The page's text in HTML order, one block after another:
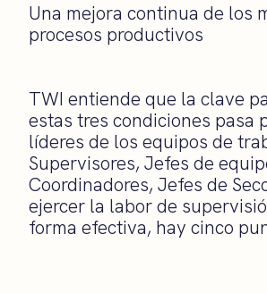
Una mejora continua de los
procesos productivos
TWI entiende que la clave
estas tres condiciones pasa
líderes de los equipos de
Supervisores, Jefes de
Coordinadores, Jefes de
ejercer la labor de
forma efectiva, hay cinco